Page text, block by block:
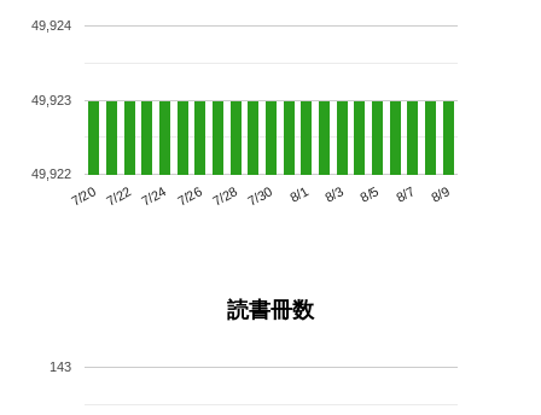
7/20 7/22 7/24 7/26 7/28 7/30 8/1 8/3 8/5 8/7 8/9
49,922
49,923
49,924
読書冊数
143